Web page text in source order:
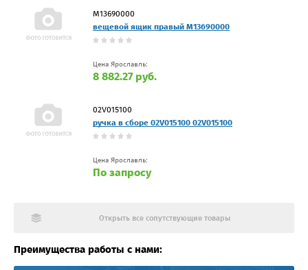
М13690000
вещевой ящик правый М13690000
Цена Ярославль:
8 882.27 руб.
02V015100
ручка в сборе 02V015100 02V015100
Цена Ярославль:
По запросу
Открыть все сопутствующие товары
Преимущества работы с нами: